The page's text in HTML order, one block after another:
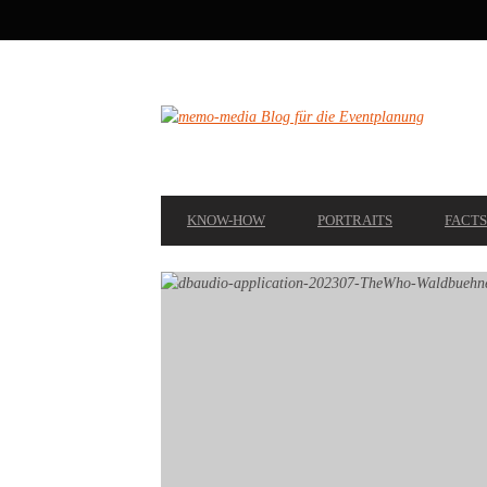
NAVIGATION
NAVIGATION
KNOW-HOW PORTRAITS FACTS